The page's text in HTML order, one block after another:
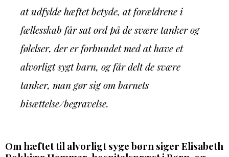
at udfylde hæftet betyde, at forældrene i
fællesskab får sat ord på de svære tanker og
følelser, der er forbundet med at have et
alvorligt sygt barn, og får delt de svære
tanker, man gør sig om barnets
bisættelse/begravelse.
Om hæftet til alvorligt syge børn siger Elisabeth